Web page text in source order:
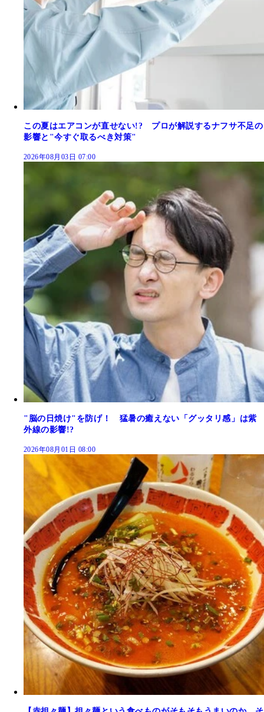
この夏はエアコンが直せない!? プロが解説するナフサ不足の
影響と"今すぐ取るべき対策"
2026年08月03日 07:00
"脳の日焼け"を防げ！ 猛暑の癒えない「グッタリ感」は紫
外線の影響!?
2026年08月01日 08:00